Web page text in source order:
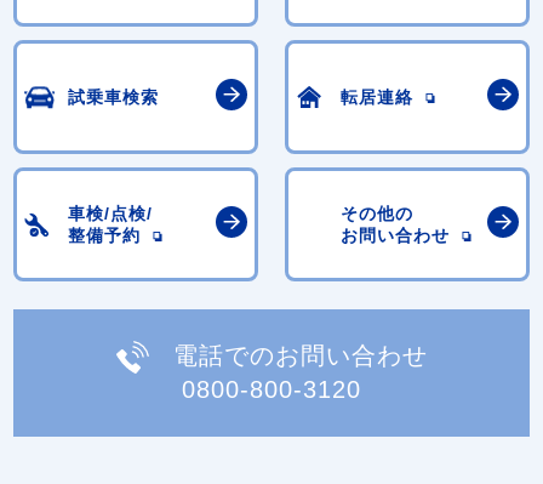
試乗車検索 転居連絡
車検/点検/
整備予約
その他の
お問い合わせ
電話でのお問い合わせ
0800-800-3120